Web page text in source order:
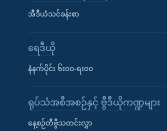
အီဒီယံသင်ခန်းစာ
ရေဒီယို
နံနက်ပိုင်း ၆း၀၀-ရး၀၀
ရုပ်သံအစီအစဉ်နှင့် ဗွီဒီယိုကဏ္ဍများ
နေ့စဉ်တီဗွီသတင်းလွှာ